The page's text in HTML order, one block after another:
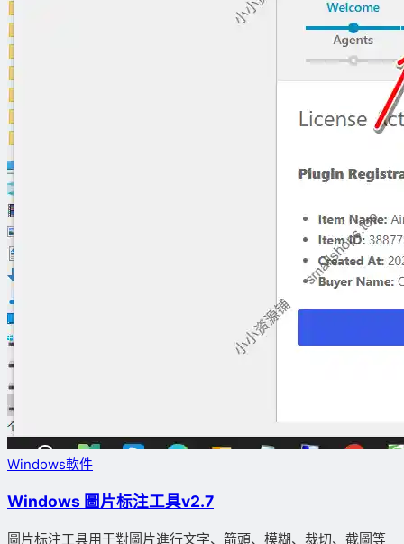
Windows軟件
Windows 圖片标注工具v2.7
圖片标注工具用于對圖片進行文字、箭頭、模糊、裁切、截圖等